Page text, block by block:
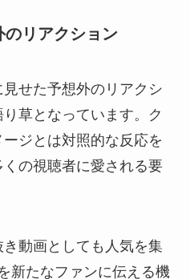
リアクション
せた予想外のリアクシ
草となっています。ク
ジとは対照的な反応を
の視聴者に愛される要
動画としても人気を集
新たなファンに伝える機